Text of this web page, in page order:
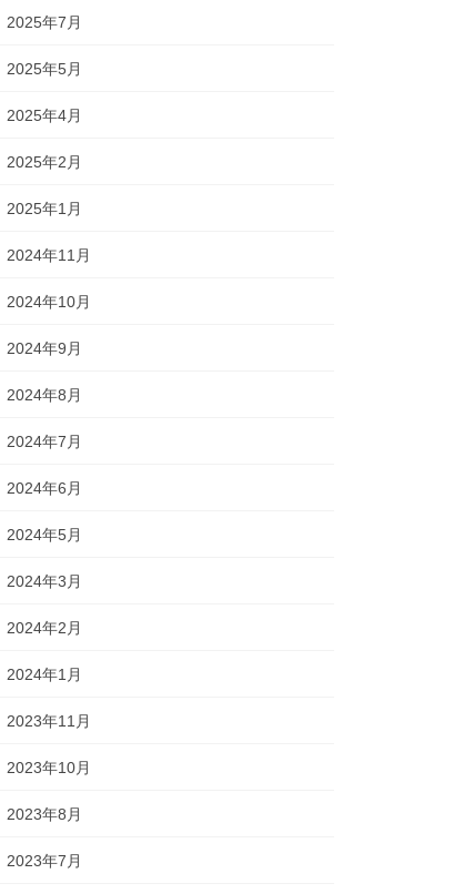
2025年7月
2025年5月
2025年4月
2025年2月
2025年1月
2024年11月
2024年10月
2024年9月
2024年8月
2024年7月
2024年6月
2024年5月
2024年3月
2024年2月
2024年1月
2023年11月
2023年10月
2023年8月
2023年7月